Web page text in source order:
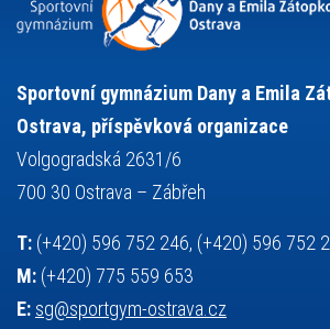
sportovní gymnastika sportovní
stolní tenis střelba
teorie sportovní přípravy
tělesná
volejbal
vybavení vysvědčení vzpírání
výuka všesportovní výcvikový kurz
základy společenských věd
Sportovní gymnázium Dany a Emila
Ostrava, příspěvková organizace
Volgogradská 2631/6
700 30 Ostrava – Zábřeh
T: (+420) 596 752 246, (+420) 596 752
M: (+420) 775 559 653
E: sg@sportgym-ostrava.cz